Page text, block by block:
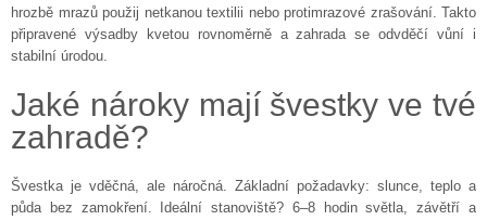
hrozbě mrazů použij netkanou textilii nebo protimrazové zrašování. Takto
připravené výsadby kvetou rovnoměrně a zahrada se odvděčí vůní i
stabilní úrodou.
Jaké nároky mají švestky ve tvé
zahradě?
Švestka je vděčná, ale náročná. Základní požadavky: slunce, teplo a
půda bez zamokření. Ideální stanoviště? 6–8 hodin světla, závětří a